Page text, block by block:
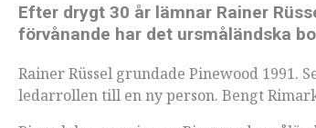
Efter drygt 30 år lämnar Rainer
förvånande har det ursmåländska
Rainer Rüssel grundade Pinewood 1991.
ledarrollen till en ny person. Bengt